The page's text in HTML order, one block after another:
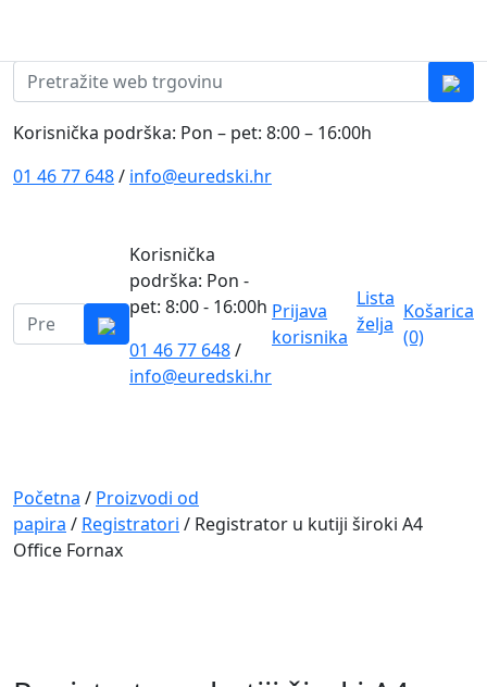
Pretraži:
Korisnička podrška: Pon – pet: 8:00 – 16:00h
01 46 77 648/ info@euredski.hr
Pretraži:
Korisnička
podrška: Pon -
pet: 8:00 - 16:00h
01 46 77 648/
info@euredski.hr
Prijava
korisnika
Lista
želja
Košarica
(0)
Navigation
Početna / Proizvodi od
papira / Registratori / Registrator u kutiji široki A4
Office Fornax